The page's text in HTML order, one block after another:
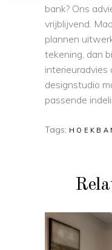
bank? Ons
vrijblijvend.
plannen
tekening, dan
interieuradvies
designstudio
passende
Tags: